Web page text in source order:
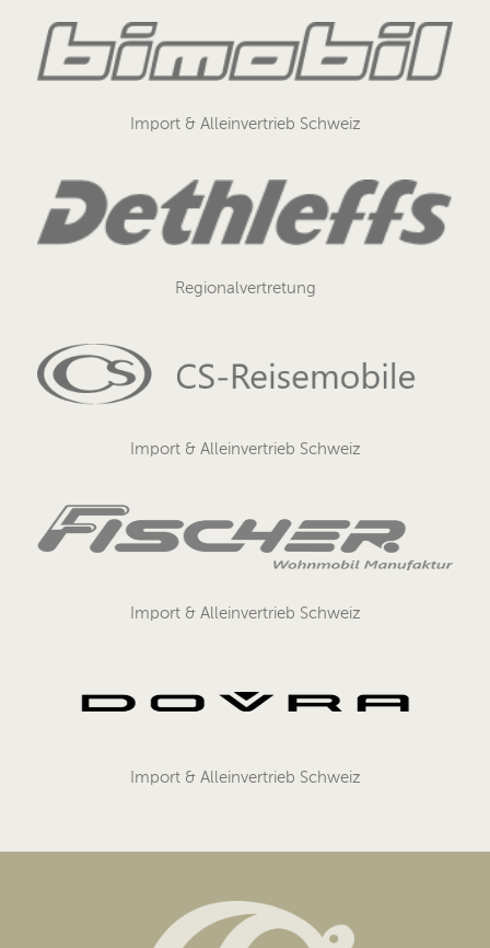
Import & Alleinvertrieb Schweiz
Regionalvertretung
Import & Alleinvertrieb Schweiz
Import & Alleinvertrieb Schweiz
Import & Alleinvertrieb Schweiz